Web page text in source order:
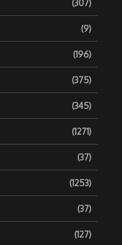
(307)
(9)
(196)
(375)
(345)
(1271)
(37)
(1253)
(37)
(127)